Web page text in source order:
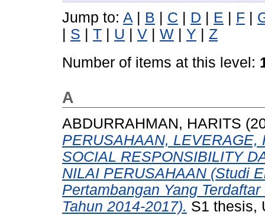
Jump to: A B C D E F
S T U V W Y
Z
Number of items at this level:
A
ABDURRAHMAN, HARITS
PERUSAHAAN, LEVERAGE,
SOCIAL RESPONSIBILITY
NILAI PERUSAHAAN (Studi
Pertambangan Yang
Tahun 2014-2017). S1 thesis,